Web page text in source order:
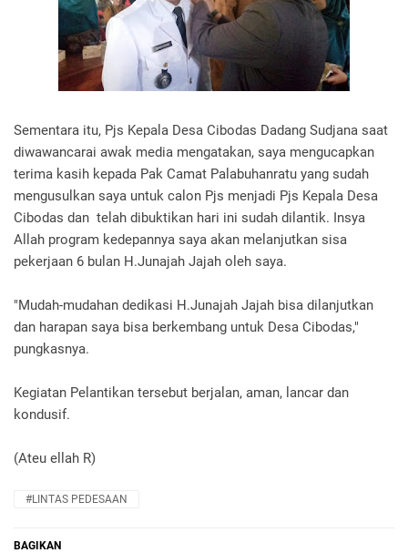
Sementara itu, Pjs Kepala Desa Cibodas Dadang Sudjana saat
diwawancarai awak media mengatakan, saya mengucapkan
terima kasih kepada Pak Camat Palabuhanratu yang sudah
mengusulkan saya untuk calon Pjs menjadi Pjs Kepala Desa
Cibodas dan telah dibuktikan hari ini sudah dilantik. Insya
Allah program kedepannya saya akan melanjutkan sisa
pekerjaan 6 bulan H.Junajah Jajah oleh saya.
"Mudah-mudahan dedikasi H.Junajah Jajah bisa dilanjutkan
dan harapan saya bisa berkembang untuk Desa Cibodas,"
pungkasnya.
Kegiatan Pelantikan tersebut berjalan, aman, lancar dan
kondusif.
(Ateu ellah R)
#LINTAS PEDESAAN
BAGIKAN